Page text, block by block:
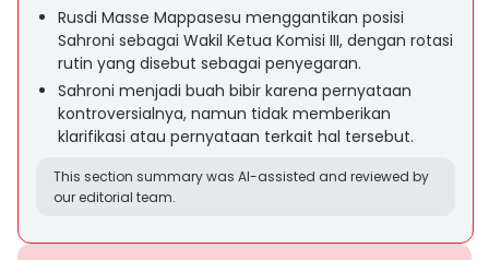
Rusdi Masse Mappasesu menggantikan posisi
Sahroni sebagai Wakil Ketua Komisi III, dengan rotasi
rutin yang disebut sebagai penyegaran.
Sahroni menjadi buah bibir karena pernyataan
kontroversialnya, namun tidak memberikan
klarifikasi atau pernyataan terkait hal tersebut.
This section summary was AI-assisted and reviewed by
our editorial team.